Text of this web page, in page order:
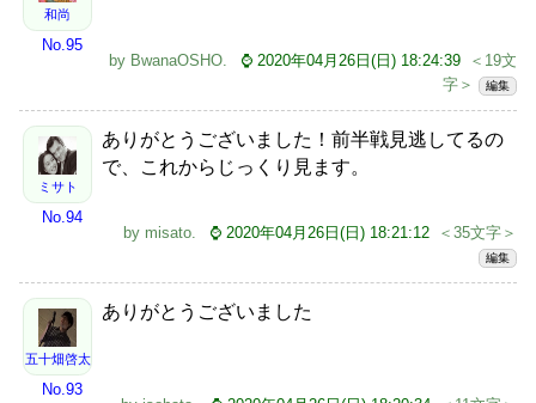
和尚
No.95
by BwanaOSHO. ⌚ 2020年04月26日(日) 18:24:39
＜19文
字＞
編集
ミサト
No.94
ありがとうございました！前半戦見逃してるの
で、これからじっくり見ます。
by misato. ⌚ 2020年04月26日(日) 18:21:12 ＜35文字＞
編集
五十畑啓太
No.93
ありがとうございました